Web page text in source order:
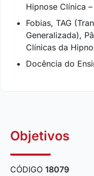
Hipnose Clínica
Fobias, TAG
Generalizada),
Clínicas da
Docência do
Objetivos
CÓDIGO 18079